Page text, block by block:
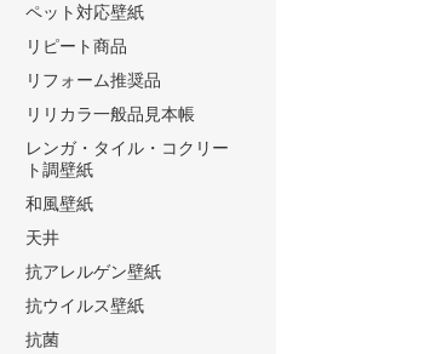
ペット対応壁紙
リピート商品
リフォーム推奨品
リリカラ一般品見本帳
レンガ・タイル・コクリー
ト調壁紙
和風壁紙
天井
抗アレルゲン壁紙
抗ウイルス壁紙
抗菌